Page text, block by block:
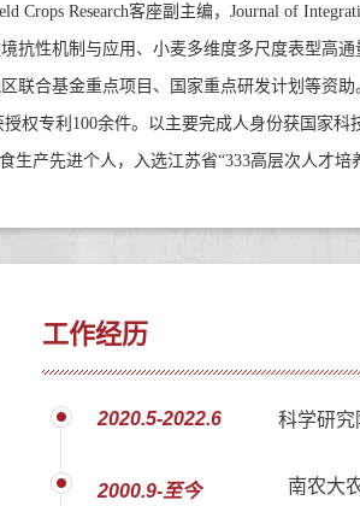
Crops Research客座副主编， Journal of
性机制与应用、小麦多维度多尺度表型高
联合基金重点项目、国家重点研发计划等资
权专利 100余件。以主要完成人身份获国家科
生产先进个人，入选江苏省“333高层次人才培
工作经历
2020.5-2022.6 科学研
2000.9-至今 南农大